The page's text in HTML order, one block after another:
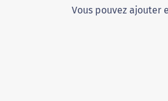
Vous pouvez